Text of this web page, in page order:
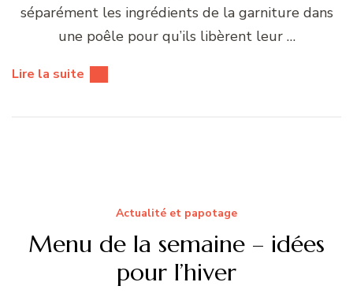
séparément les ingrédients de la garniture dans
une poêle pour qu’ils libèrent leur …
Lire la suite
Actualité et papotage
Menu de la semaine – idées
pour l’hiver